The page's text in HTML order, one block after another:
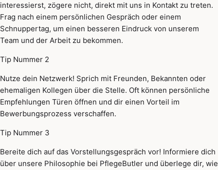
interessierst, zögere nicht, direkt mit uns in Kontakt zu treten.
Frag nach einem persönlichen Gespräch oder einem
Schnuppertag, um einen besseren Eindruck von unserem
Team und der Arbeit zu bekommen.
Tip Nummer 2
Nutze dein Netzwerk! Sprich mit Freunden, Bekannten oder
ehemaligen Kollegen über die Stelle. Oft können persönliche
Empfehlungen Türen öffnen und dir einen Vorteil im
Bewerbungsprozess verschaffen.
Tip Nummer 3
Bereite dich auf das Vorstellungsgespräch vor! Informiere dich
über unsere Philosophie bei PflegeButler und überlege dir, wie